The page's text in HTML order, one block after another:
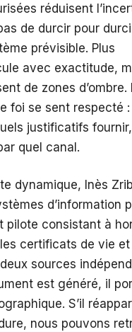
réduisent
de durcir pour
prévisible. Plus
avec exactitude,
de zones d’ombre.
foi se sent respecté
justificatifs
quel canal.
dynamique, Inès
d’information
pilote consistant à
certificats de vie et
sources
est généré, il
S’il
nous pouvons